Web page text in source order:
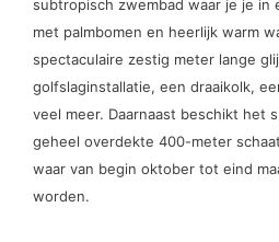
subtropisch zwembad waar je je in
met palmbomen en heerlijk warm
spectaculaire zestig meter lange
golfslaginstallatie, een draaikolk,
veel meer. Daarnaast beschikt het
geheel overdekte 400-meter
waar van begin oktober tot eind
worden.